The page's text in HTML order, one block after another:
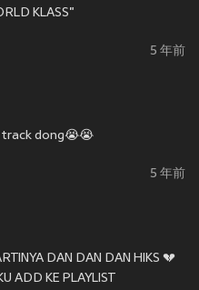
KLASS"
5 年前
track dong😭😭
5 年前
DAN DAN DAN HIKS 💔
ADD KE PLAYLIST